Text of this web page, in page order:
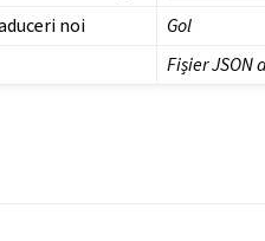
noi
Gol
Fișier JSON